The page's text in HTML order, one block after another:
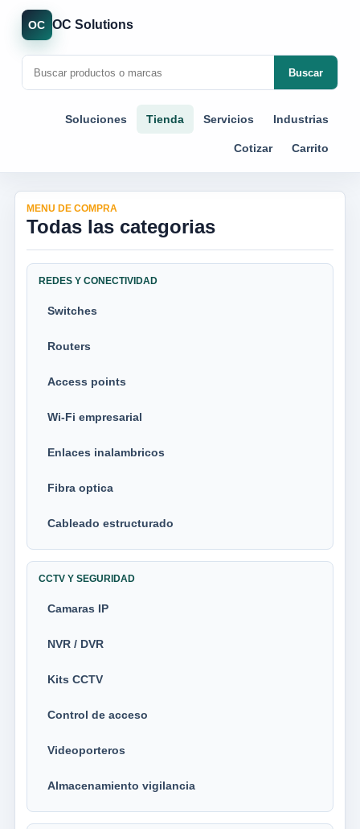
OC OC Solutions
Buscar
Soluciones Tienda Servicios Industrias
Cotizar Carrito
MENU DE COMPRA
Todas las categorias
REDES Y CONECTIVIDAD
Switches
Routers
Access points
Wi-Fi empresarial
Enlaces inalambricos
Fibra optica
Cableado estructurado
CCTV Y SEGURIDAD
Camaras IP
NVR / DVR
Kits CCTV
Control de acceso
Videoporteros
Almacenamiento vigilancia